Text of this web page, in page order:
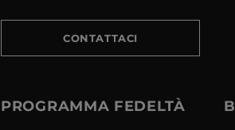
CONTATTACI
PROGRAMMA FEDELTÀ